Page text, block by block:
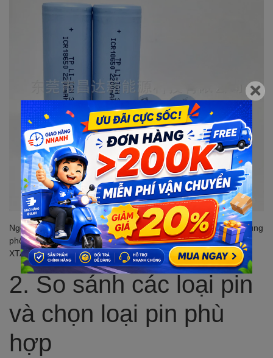
Ngoài ra, còn có một số thương hiệu pin khác cũng được sử dụng
phổ biến tại Việt Nam như: UltraFire, TrustFire, Keeppower,
XTAR, Fenix, Nitecore, Imalent, Vapcell, v.v.
2. So sánh các loại pin
và chọn loại pin phù
hợp